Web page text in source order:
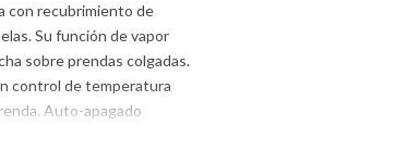
con recubrimiento de
Su función de vapor
sobre prendas colgadas.
control de temperatura
Auto-apagado